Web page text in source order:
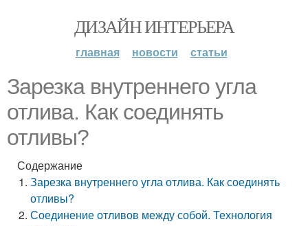
ДИЗАЙН ИНТЕРЬЕРА
главная новости статьи
Зарезка внутреннего угла
отлива. Как соединять
отливы?
Содержание
Зарезка внутреннего угла отлива. Как соединять
отливы?
Соединение отливов между собой. Технология